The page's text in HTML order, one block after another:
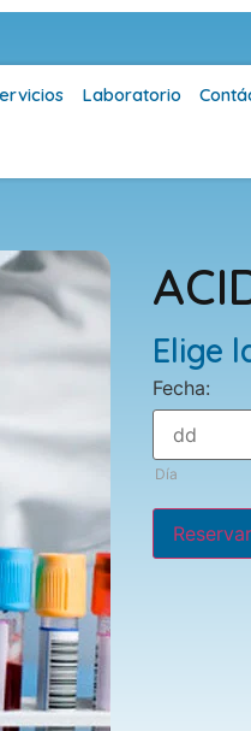
Laboratorio
Elige
Fecha:
Día